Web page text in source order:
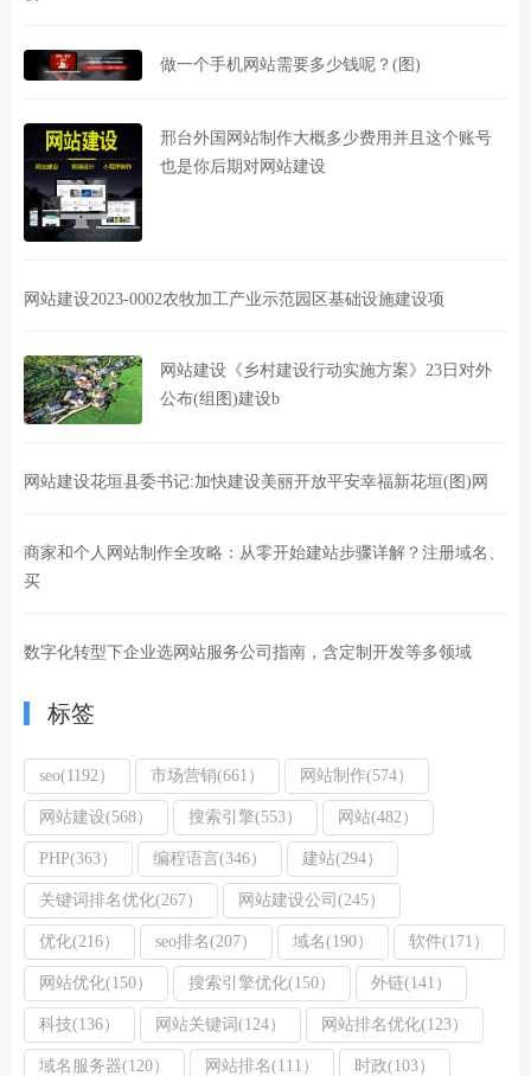
做一个手机网站需要多少钱呢？(图)
邢台外国网站制作大概多少费用并且这个账号
也是你后期对网站建设
网站建设2023-0002农牧加工产业示范园区基础设施建设项
网站建设《乡村建设行动实施方案》23日对外
公布(组图)建设b
网站建设花垣县委书记:加快建设美丽开放平安幸福新花垣(图)网
商家和个人网站制作全攻略：从零开始建站步骤详解？注册域名、
买
数字化转型下企业选网站服务公司指南，含定制开发等多领域
标签
seo(1192） 市场营销(661） 网站制作(574）
网站建设(568） 搜索引擎(553） 网站(482）
PHP(363） 编程语言(346） 建站(294）
关键词排名优化(267） 网站建设公司(245）
优化(216） seo排名(207） 域名(190） 软件(171）
网站优化(150） 搜索引擎优化(150） 外链(141）
科技(136） 网站关键词(124） 网站排名优化(123）
域名服务器(120） 网站排名(111） 时政(103）